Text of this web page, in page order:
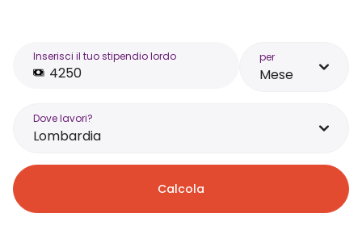
Inserisci il tuo stipendio lordo per
Mese
Dove lavori?
Lombardia
Calcola